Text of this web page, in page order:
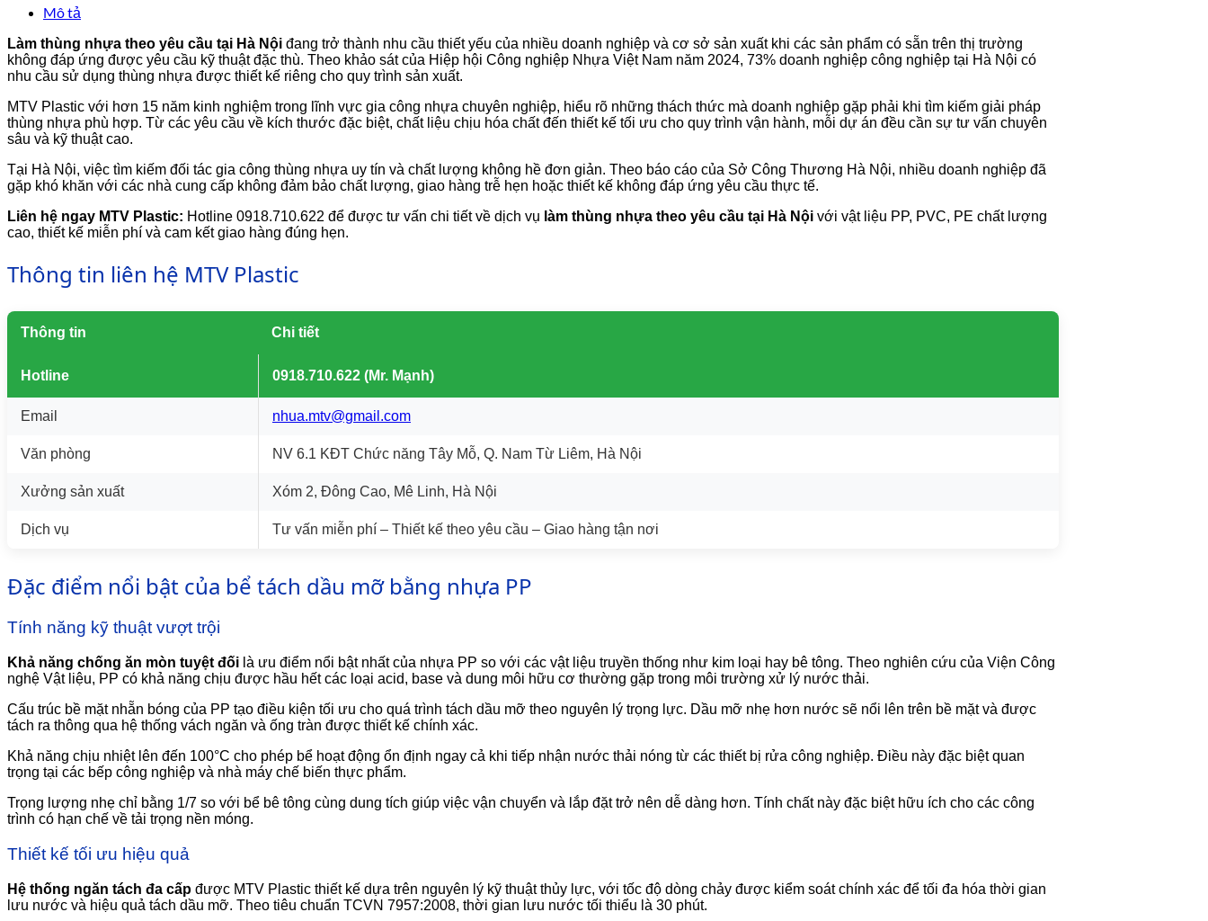
Mô tả
Làm thùng nhựa theo yêu cầu tại Hà Nội đang trở thành nhu cầu thiết yếu của nhiều doanh nghiệp và cơ sở sản xuất khi các sản phẩm có sẵn trên thị trường
không đáp ứng được yêu cầu kỹ thuật đặc thù. Theo khảo sát của Hiệp hội Công nghiệp Nhựa Việt Nam năm 2024, 73% doanh nghiệp công nghiệp tại Hà Nội có
nhu cầu sử dụng thùng nhựa được thiết kế riêng cho quy trình sản xuất.
MTV Plastic với hơn 15 năm kinh nghiệm trong lĩnh vực gia công nhựa chuyên nghiệp, hiểu rõ những thách thức mà doanh nghiệp gặp phải khi tìm kiếm giải pháp
thùng nhựa phù hợp. Từ các yêu cầu về kích thước đặc biệt, chất liệu chịu hóa chất đến thiết kế tối ưu cho quy trình vận hành, mỗi dự án đều cần sự tư vấn chuyên
sâu và kỹ thuật cao.
Tại Hà Nội, việc tìm kiếm đối tác gia công thùng nhựa uy tín và chất lượng không hề đơn giản. Theo báo cáo của Sở Công Thương Hà Nội, nhiều doanh nghiệp đã
gặp khó khăn với các nhà cung cấp không đảm bảo chất lượng, giao hàng trễ hẹn hoặc thiết kế không đáp ứng yêu cầu thực tế.
Liên hệ ngay MTV Plastic: Hotline 0918.710.622 để được tư vấn chi tiết về dịch vụ làm thùng nhựa theo yêu cầu tại Hà Nội với vật liệu PP, PVC, PE chất lượng
cao, thiết kế miễn phí và cam kết giao hàng đúng hẹn.
Thông tin liên hệ MTV Plastic
Thông tin Chi tiết
Hotline 0918.710.622 (Mr. Mạnh)
Email nhua.mtv@gmail.com
Văn phòng NV 6.1 KĐT Chức năng Tây Mỗ, Q. Nam Từ Liêm, Hà Nội
Xưởng sản xuất Xóm 2, Đông Cao, Mê Linh, Hà Nội
Dịch vụ Tư vấn miễn phí – Thiết kế theo yêu cầu – Giao hàng tận nơi
Đặc điểm nổi bật của bể tách dầu mỡ bằng nhựa PP
Tính năng kỹ thuật vượt trội
Khả năng chống ăn mòn tuyệt đối là ưu điểm nổi bật nhất của nhựa PP so với các vật liệu truyền thống như kim loại hay bê tông. Theo nghiên cứu của Viện Công
nghệ Vật liệu, PP có khả năng chịu được hầu hết các loại acid, base và dung môi hữu cơ thường gặp trong môi trường xử lý nước thải.
Cấu trúc bề mặt nhẵn bóng của PP tạo điều kiện tối ưu cho quá trình tách dầu mỡ theo nguyên lý trọng lực. Dầu mỡ nhẹ hơn nước sẽ nổi lên trên bề mặt và được
tách ra thông qua hệ thống vách ngăn và ống tràn được thiết kế chính xác.
Khả năng chịu nhiệt lên đến 100°C cho phép bể hoạt động ổn định ngay cả khi tiếp nhận nước thải nóng từ các thiết bị rửa công nghiệp. Điều này đặc biệt quan
trọng tại các bếp công nghiệp và nhà máy chế biến thực phẩm.
Trọng lượng nhẹ chỉ bằng 1/7 so với bể bê tông cùng dung tích giúp việc vận chuyển và lắp đặt trở nên dễ dàng hơn. Tính chất này đặc biệt hữu ích cho các công
trình có hạn chế về tải trọng nền móng.
Thiết kế tối ưu hiệu quả
Hệ thống ngăn tách đa cấp được MTV Plastic thiết kế dựa trên nguyên lý kỹ thuật thủy lực, với tốc độ dòng chảy được kiểm soát chính xác để tối đa hóa thời gian
lưu nước và hiệu quả tách dầu mỡ. Theo tiêu chuẩn TCVN 7957:2008, thời gian lưu nước tối thiểu là 30 phút.